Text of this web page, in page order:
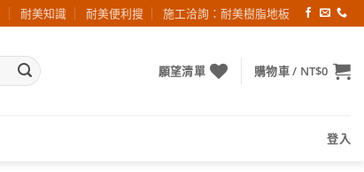
耐美知識 耐美便利搜 施工洽詢：耐美樹脂地板
願望清單 購物車 / NT$0
登入